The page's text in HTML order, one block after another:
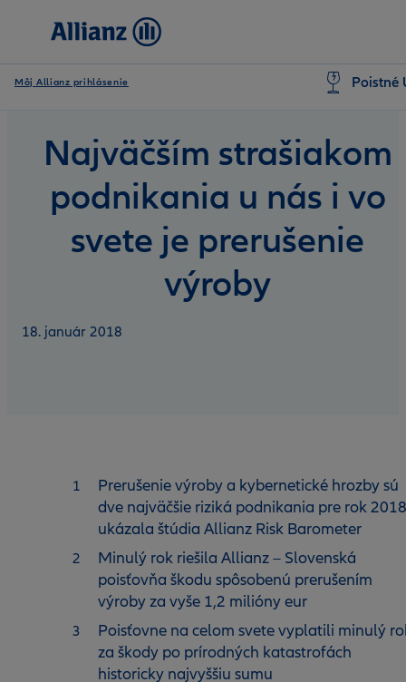
Môj Allianz prihlásenie Poistné
Najväčším strašiakom
podnikania u nás i vo
svete je prerušenie
výroby
18. január 2018
Prerušenie výroby a kybernetické hrozby sú
dve najväčšie riziká podnikania pre rok
ukázala štúdia Allianz Risk Barometer
Minulý rok riešila Allianz – Slovenská
poisťovňa škodu spôsobenú prerušením
výroby za vyše 1,2 milióny eur
Poisťovne na celom svete vyplatili minulý
za škody po prírodných katastrofách
historicky najvyššiu sumu